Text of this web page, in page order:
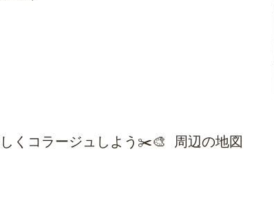
くコラージュしよう✂️🎨 周辺の地図